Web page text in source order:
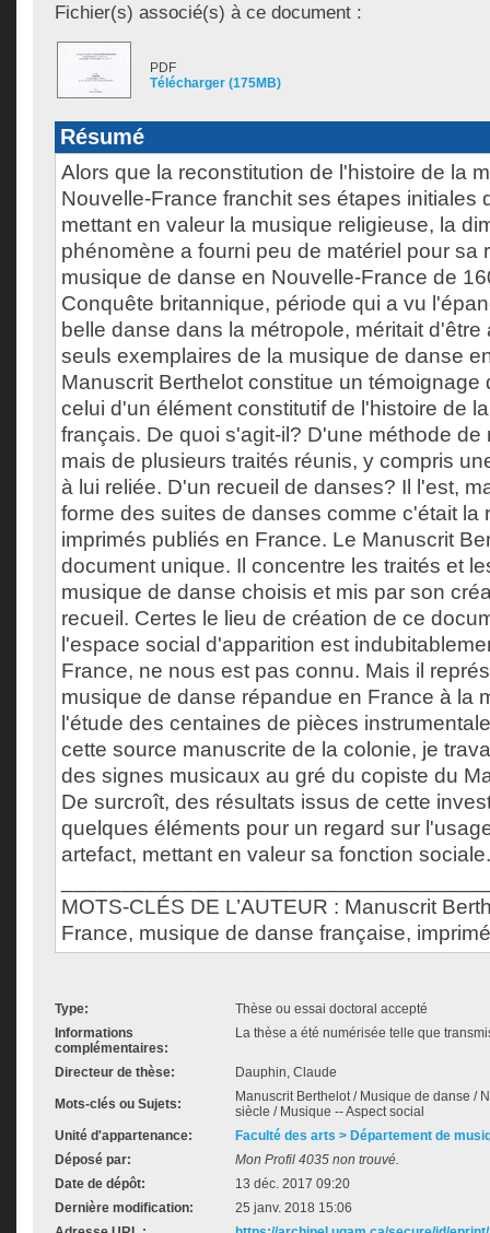
Fichier(s) associé(s) à ce document :
PDF
Télécharger (175MB)
Résumé
Alors que la reconstitution de l'histoire de la
Nouvelle-France franchit ses étapes initiales
mettant en valeur la musique religieuse, la
phénomène a fourni peu de matériel pour sa
musique de danse en Nouvelle-France de
Conquête britannique, période qui a vu
belle danse dans la métropole, méritait
seuls exemplaires de la musique de danse
Manuscrit Berthelot constitue un témoignage
celui d'un élément constitutif de l'histoire de
français. De quoi s'agit-il? D'une méthode de
mais de plusieurs traités réunis, y compris
à lui reliée. D'un recueil de danses? Il l'est,
forme des suites de danses comme c'était la
imprimés publiés en France. Le Manuscrit
document unique. Il concentre les traités et
musique de danse choisis et mis par son
recueil. Certes le lieu de création de ce
l'espace social d'apparition est
France, ne nous est pas connu. Mais il
musique de danse répandue en France à la
l'étude des centaines de pièces
cette source manuscrite de la colonie, je
des signes musicaux au gré du copiste du
De surcroît, des résultats issus de cette
quelques éléments pour un regard sur
artefact, mettant en valeur sa fonction sociale.
MOTS-CLÉS DE L’AUTEUR : Manuscrit
France, musique de danse française,
Type:
Thèse ou essai doctoral accepté
Informations
complémentaires:
La thèse a été numérisée telle que
Directeur de thèse: Dauphin, Claude
Mots-clés ou Sujets:
Manuscrit Berthelot / Musique de danse /
siècle / Musique -- Aspect social
Unité d'appartenance:
Faculté des arts > Département de
Déposé par:
Mon Profil 4035 non trouvé.
Date de dépôt:
13 déc. 2017 09:20
Dernière modification:
25 janv. 2018 15:06